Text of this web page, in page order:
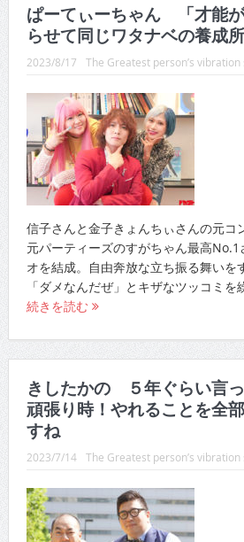
ぱーてぃーちゃん 「才能
らせて同じワタナベの養成
2023/8/17 The Greatest person’s vibration
信子さんと金子きょんちぃさんの元コ
元パーティーズのすがちゃん最高No.1
オを結成。自由奔放な立ち振る舞いを
「ダメなんだぜ」とキザなツッコミを
続きを読む
きしたかの ５年ぐらい言
頑張り時！やれることを全
すね
2023/7/14 The Greatest person’s vibration